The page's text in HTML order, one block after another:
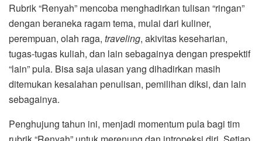
Rubrik “Renyah” mencoba menghadirkan tulisan “ringan”
dengan beraneka ragam tema, mulai dari kuliner,
perempuan, olah raga, traveling, akivitas keseharian,
tugas-tugas kuliah, dan lain sebagainya dengan prespektif
“lain” pula. Bisa saja ulasan yang dihadirkan masih
ditemukan kesalahan penulisan, pemilihan diksi, dan lain
sebagainya.
Penghujung tahun ini, menjadi momentum pula bagi tim